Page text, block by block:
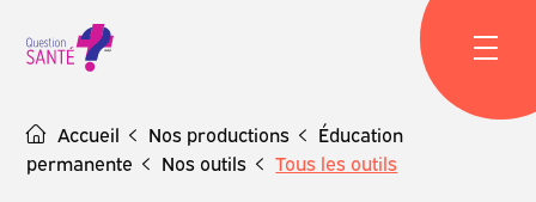
content
Accueil Nos productions
Éducation
permanente
Nos outils Tous les outils